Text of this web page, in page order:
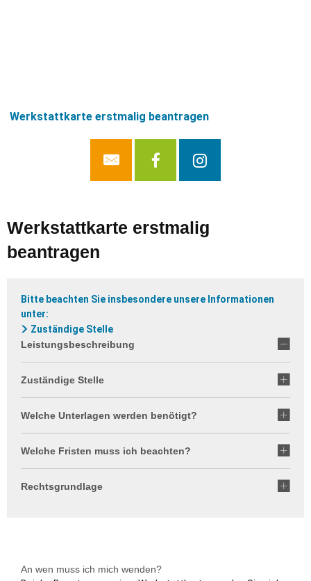
Werkstattkarte erstmalig beantragen
Werkstattkarte erstmalig
beantragen
Bitte beachten Sie insbesondere unsere Informationen
unter:
Zuständige Stelle
Leistungsbeschreibung
Zuständige Stelle
Welche Unterlagen werden benötigt?
Welche Fristen muss ich beachten?
Rechtsgrundlage
An wen muss ich mich wenden?